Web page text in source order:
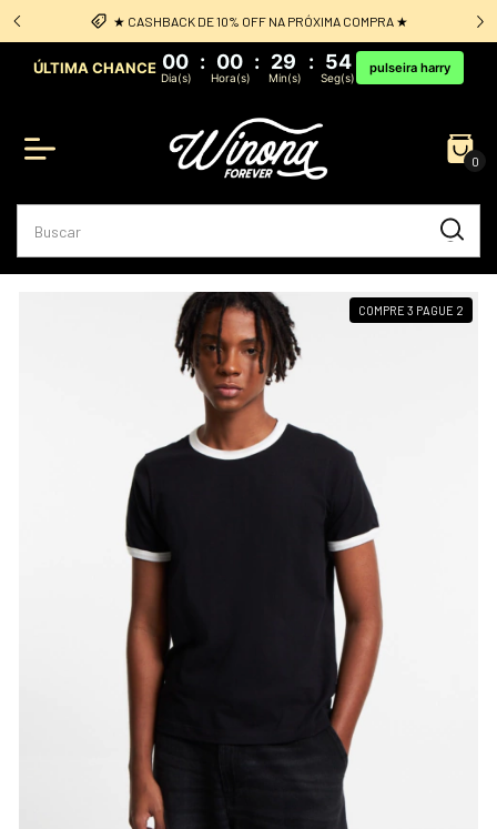
Frete Grátis: acima de R$349 sul e sudeste
ÚLTIMA CHANCE 00 : 00 : 29 : 53
Dia(s) Hora(s) Min(s) Seg(s)
pulseira harry
0
COMPRE 3 PAGUE 2